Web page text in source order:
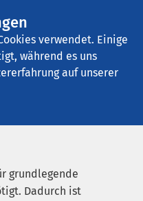
verwendet. Einige
während es uns
auf unserer
grundlegende
Dadurch ist